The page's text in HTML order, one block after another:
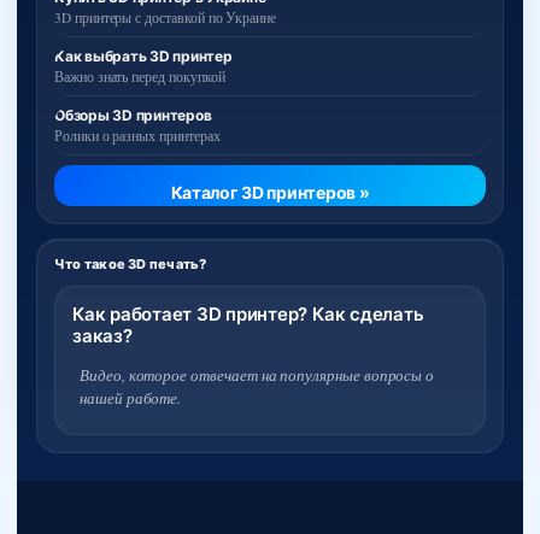
3D принтеры с доставкой по Украине
Как выбрать 3D принтер
Важно знать перед покупкой
Обзоры 3D принтеров
Ролики о разных принтерах
Каталог 3D принтеров »
Что такое 3D печать?
Как работает 3D принтер? Как сделать
заказ?
Видео, которое отвечает на популярные вопросы о
нашей работе.